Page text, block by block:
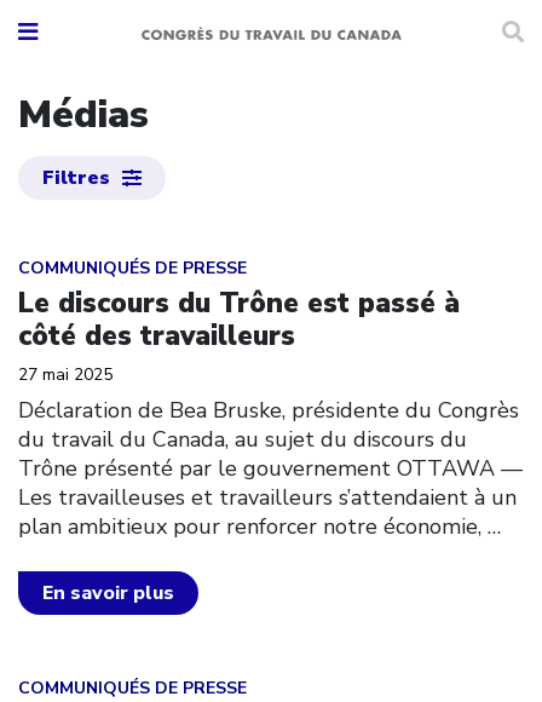
Médias
Filtres
COMMUNIQUÉS DE PRESSE
Le discours du Trône est passé à
côté des travailleurs
27 mai 2025
Déclaration de Bea Bruske, présidente du Congrès
du travail du Canada, au sujet du discours du
Trône présenté par le gouvernement OTTAWA ––
Les travailleuses et travailleurs s’attendaient à un
plan ambitieux pour renforcer notre économie, …
En savoir plus
Click to open the link
COMMUNIQUÉS DE PRESSE
Click to open the link